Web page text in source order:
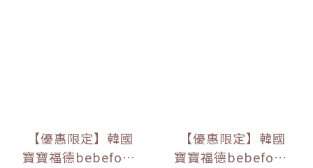
【優惠限定】韓國
寶寶福德bebefood
【優惠限定】韓國
寶寶福德bebefood